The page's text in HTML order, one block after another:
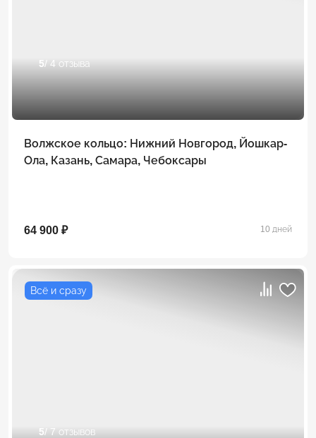
5/ 4 отзыва
Волжское кольцо: Нижний Новгород, Йошкар-
Ола, Казань, Самара, Чебоксары
64 900 ₽ 10 дней
Всё и сразу
5/ 7 отзывов